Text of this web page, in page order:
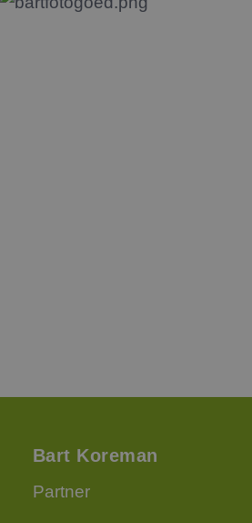
Bart Koreman
Partner